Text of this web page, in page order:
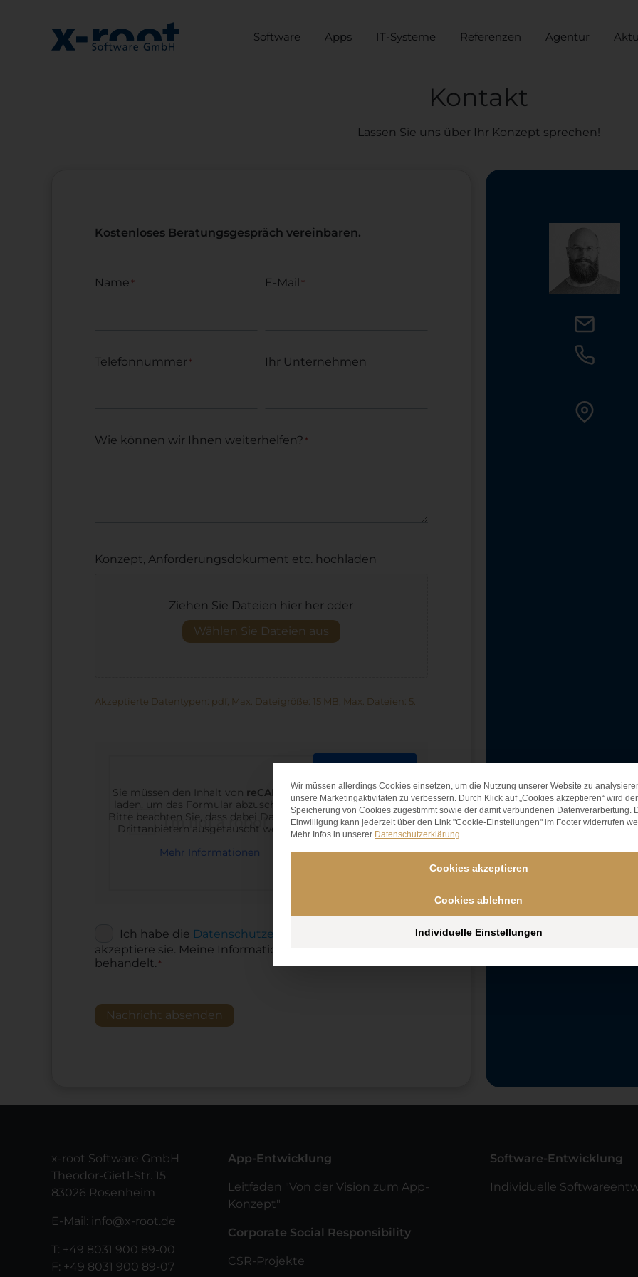
Software Apps IT-Systeme Referenzen Agentur
Kontakt
Lassen Sie uns über Ihr Konzept sprechen!
Kostenloses Beratungsgespräch vereinbaren.
Name * E-Mail *
Telefonnummer * Ihr Unternehmen
Wie können wir Ihnen weiterhelfen? *
Konzept, Anforderungsdokument etc. hochladen
Ziehen Sie Dateien hier her oder
Wählen Sie Dateien aus
Akzeptierte Datentypen: pdf, Max. Dateigröße: 15 MB, Max. Dateien: 5.
Sie müssen den Inhalt von reCAPTCHA
laden, um das Formular abzuschicken.
Bitte beachten Sie, dass dabei Daten mit
Drittanbietern ausgetauscht werden.
Mehr Informationen
entsperren
Erforderlichen
Service
DSGVOIch habe die Datenschutzerklärung
akzeptiere sie. Meine Informationen werden vertraulich
behandelt. *
Nachricht absenden
x-root Software GmbH
Theodor-Gietl-Str. 15
83026 Rosenheim
E-Mail: info@x-root.de
T: +49 8031 900 89-00
F: +49 8031 900 89-07
App-Entwicklung
Leitfaden "Von der Vision zum App-
Konzept"
Corporate Social Responsibility
CSR-Projekte
Software-Entwicklung
Individuelle
Datenschutz-
Wir müssen allerdings Cookies einsetzen, um die Nutzung unserer Website zu
unsere Marketingaktivitäten zu verbessern. Durch Klick auf „Cookies akzeptieren“ wird der
Speicherung von Cookies zugestimmt sowie der damit verbundenen Datenverarbeitung.
Einwilligung kann jederzeit über den Link "Cookie-Einstellungen" im Footer widerrufen
Mehr Infos in unserer Datenschutzerklärung
Cookies akzeptieren
Cookies ablehnen
Individuelle Einstellungen